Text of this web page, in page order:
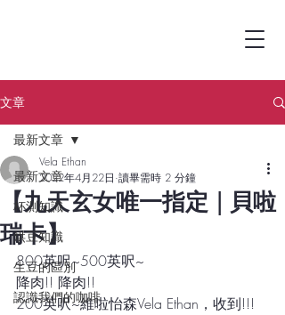
文章
最新文章
杯測知識
烘豆知識
生豆的區別
認識我們的咖啡
最新文章
【九天玄女唯一指定 | 貝啦
瑞卡】
Vela Ethan
2022年4月22日 讀畢需時 2 分鐘
800英呎~500英呎~
降肉!! 降肉!!
200英呎~維啦怡森Vela Ethan，收到!!!